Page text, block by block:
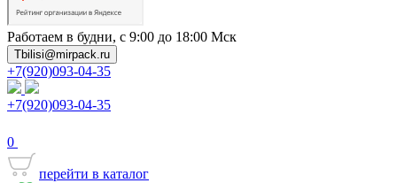
Работаем в будни, с 9:00 до 18:00 Мск
Tbilisi@mirpack.ru
+7(920)093-04-35
+7(920)093-04-35
0
перейти в каталог